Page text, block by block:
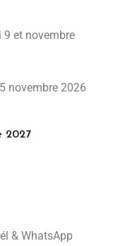
9 et novembre
novembre 2026
2027
& WhatsApp